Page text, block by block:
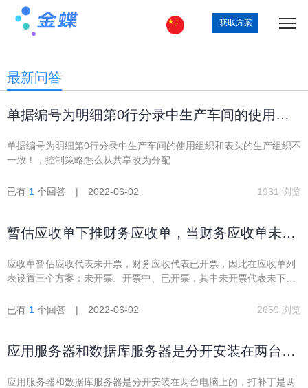
获取方案
最新问答
单据编号为明细第0行分录中生产车间的使用组
单据编号为明细第0行分录中生产车间的使用组织和表头的生产组织不
一致！，控制策略怎么从共享改为分配
已有 1 个回答 | 2022-06-02 1931 浏览
暂估应收单下推财务应收单，当财务应收单未审
应收单暂估应收代表未开票，财务应收代表已开票，因此在应收单列
表设置三个方案：未开票、开票中、已开票，其中未开票代表未下推
中的财务应收单，当存在暂估应收单下推财务应收单未审核时，这部
已有 1 个回答 | 2022-06-02 2659 浏览
应用服务器和数据库服务器是分开安装在两台电
应用服务器和数据库服务器是分开安装在两台电脑上的，打补丁是两